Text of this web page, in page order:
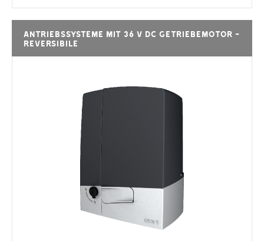
Antriebssysteme mit 36 V DC Getriebemotor -
REVERSIBILE